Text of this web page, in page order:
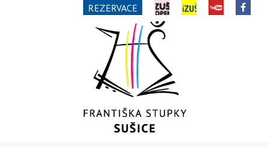
REZERVACE